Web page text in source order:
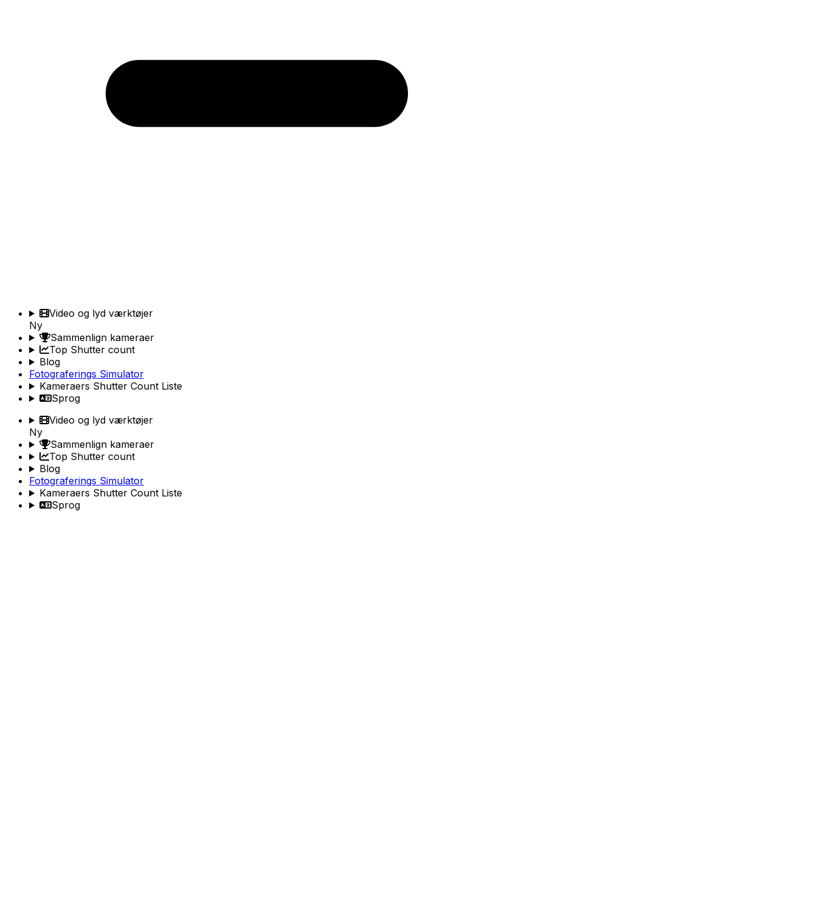
Video og lyd værktøjer
Ny
Sammenlign kameraer
Top Shutter count
Blog
Fotograferings Simulator
Kameraers Shutter Count Liste
Sprog
Video og lyd værktøjer
Ny
Sammenlign kameraer
Top Shutter count
Blog
Fotograferings Simulator
Kameraers Shutter Count Liste
Sprog